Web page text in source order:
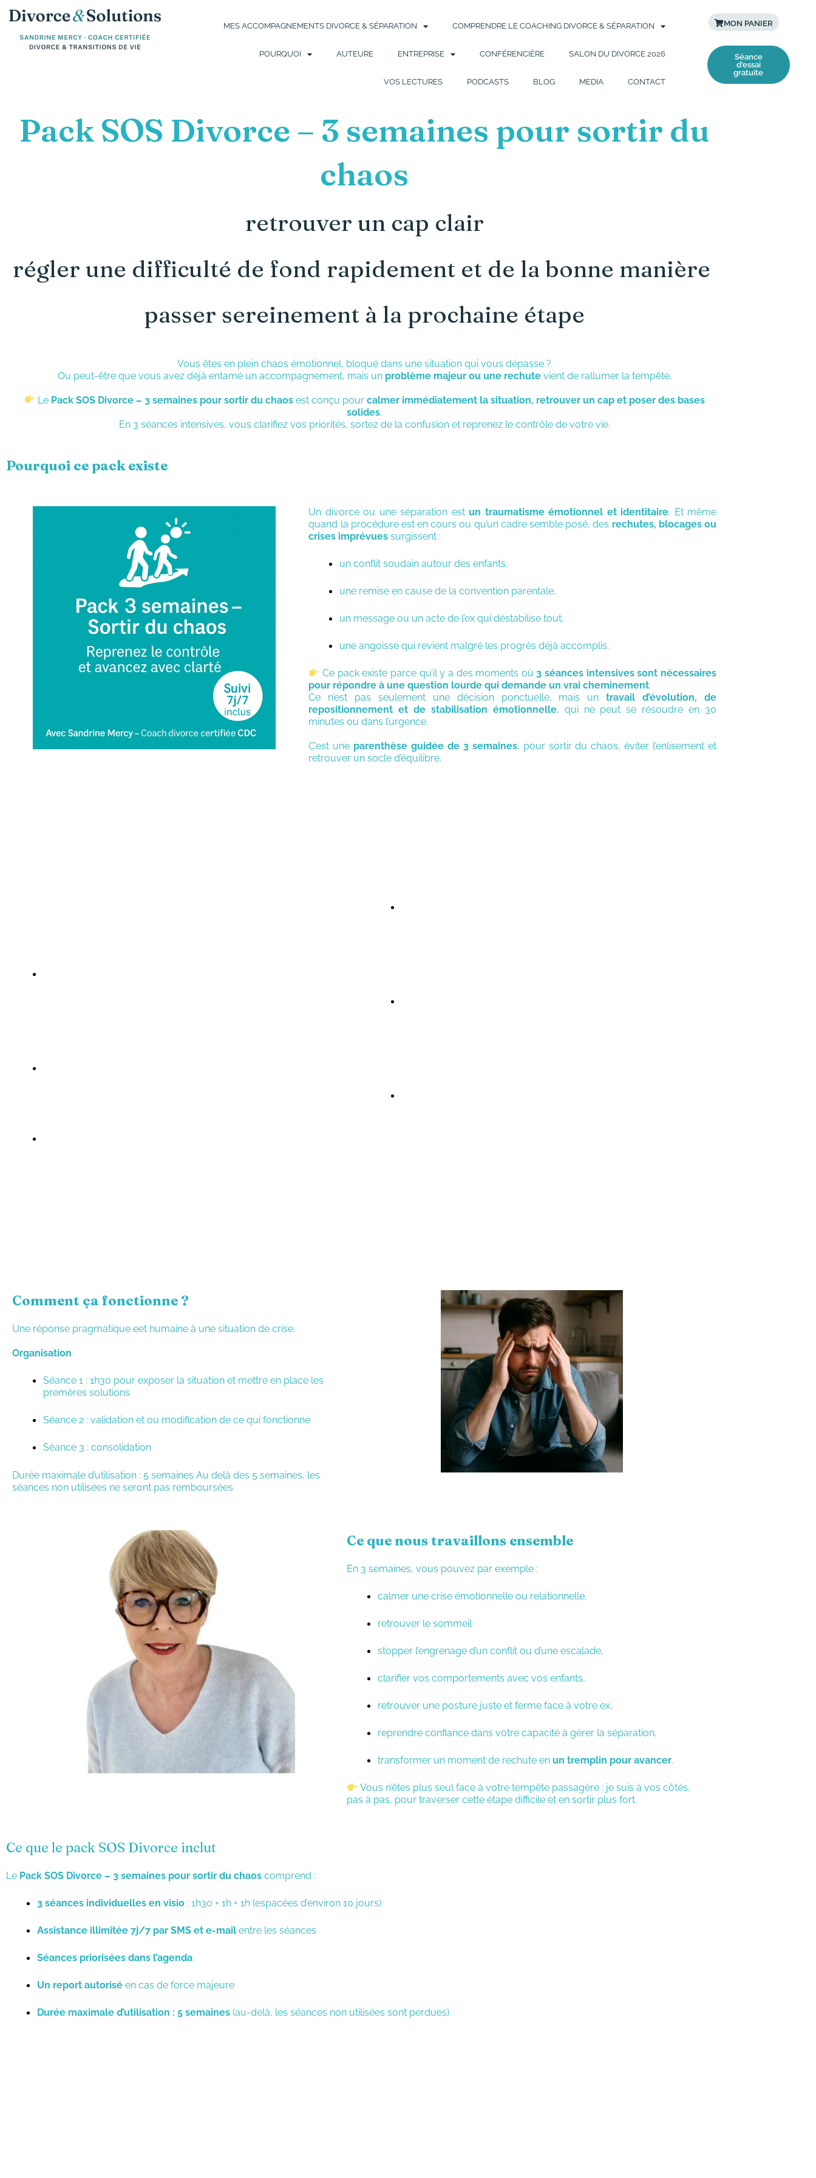
Aller
au
contenu
MES ACCOMPAGNEMENTS DIVORCE & SÉPARATION COMPRENDRE LE COACHING DIVORCE & SÉPARATION
POURQUOI AUTEURE ENTREPRISE CONFÉRENCIÈRE SALON DU DIVORCE 2026
VOS LECTURES PODCASTS BLOG MEDIA CONTACT
MON PANIER
Séance
d'essai
gratuite
Pack SOS Divorce – 3 semaines pour sortir du
chaos
retrouver un cap clair
régler une difficulté de fond rapidement et de la bonne manière
passer sereinement à la prochaine étape
Vous êtes en plein chaos émotionnel, bloqué dans une situation qui vous dépasse ?
Ou peut-être que vous avez déjà entamé un accompagnement, mais un problème majeur ou une rechutevient de rallumer la tempête.
Le Pack SOS Divorce – 3 semaines pour sortir du chaosest conçu pour calmer immédiatement la situation, retrouver un cap et poser des bases
solides.
En 3 séances intensives, vous clarifiez vos priorités, sortez de la confusion et reprenez le contrôle de votre vie.
Pourquoi ce pack existe
Un divorce ou une séparation estun traumatisme émotionnel et identitaire. Et même
quand la procédure est en cours ou qu’un cadre semble posé, des rechutes, blocages ou
crises imprévues surgissent :
un conflit soudain autour des enfants,
une remise en cause de la convention parentale,
un message ou un acte de l’ex qui déstabilise tout,
une angoisse qui revient malgré les progrès déjà accomplis.
Ce pack existe parce qu’il y a des moments où3 séances intensives sont nécessaires
pour répondre à une question lourde qui demande un vrai cheminement.
Ce n’est pas seulement une décision ponctuelle, mais untravail d’évolution, de
repositionnement et de stabilisation émotionnelle, qui ne peut se résoudre en 30
minutes ou dans l’urgence.
C’est une parenthèse guidée de 3 semaines, pour sortir du chaos, éviter l’enlisement et
retrouver un socle d’équilibre.
Comment ça fonctionne ?
Une réponse pragmatique eet humaine à une situation de crise.
Organisation
Séance 1 : 1h30 pour exposer la situation et mettre en place les
premères solutions
Séance 2 : validation et ou modification de ce qui fonctionne
Séance 3 : consolidation
Durée maximale d’utilisation : 5 semaines Au delà des 5 semaines, les
séances non utilisées ne seront pas remboursées
Ce que nous travaillons ensemble
En 3 semaines, vous pouvez par exemple :
calmer une crise émotionnelle ou relationnelle,
retrouver le sommeil
stopper l’engrenage d’un conflit ou d’une escalade,
clarifier vos comportements avec vos enfants,
retrouver une posture juste et ferme face à votre ex,
reprendre confiance dans votre capacité à gérer la séparation,
transformer un moment de rechute enun tremplin pour avancer.
Vous n’êtes plus seul face à votre tempête passagère : je suis à vos côtés,
pas à pas, pour traverser cette étape difficile et en sortir plus fort.
Ce que le pack SOS Divorce inclut
Le Pack SOS Divorce – 3 semaines pour sortir du chaos comprend :
3 séances individuelles en visio : 1h30 + 1h + 1h (espacées d’environ 10 jours)
Assistance illimitée 7j/7 par SMS et e-mail entre les séances
Séances priorisées dans l’agenda
Un report autorisé en cas de force majeure
Durée maximale d’utilisation : 5 semaines (au-delà, les séances non utilisées sont perdues)